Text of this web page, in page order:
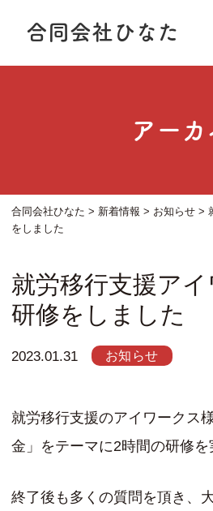
合同会社ひなた
アー
合同会社ひなた > 新着情報 > お知らせ >
をしました
就労移行支援ア
研修をしました
2023.01.31 お知らせ
就労移行支援のアイワークス
金」をテーマに2時間の研修を
終了後も多くの質問を頂き、